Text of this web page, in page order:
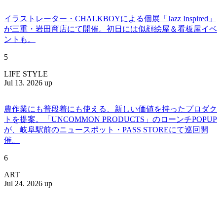
イラストレーター・CHALKBOYによる個展「Jazz Inspired」
が三重・岩田商店にて開催。初日には似顔絵屋＆看板屋イベ
ントも。
5
LIFE STYLE
Jul 13. 2026 up
農作業にも普段着にも使える、新しい価値を持ったプロダク
トを提案。「UNCOMMON PRODUCTS」のローンチPOPUP
が、岐阜駅前のニュースポット・PASS STOREにて巡回開
催。
6
ART
Jul 24. 2026 up